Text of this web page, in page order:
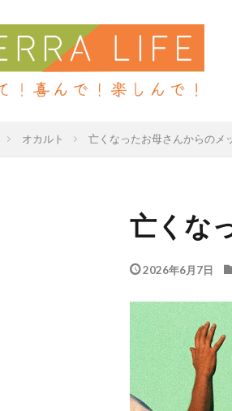
オカルト 亡くなったお母さんからのメ
亡くな
2026年6月7日